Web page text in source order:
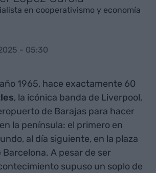
en cooperativismo y economía
- 05:30
1965, hace exactamente 60
, la icónica banda de Liverpool,
de Barajas para hacer
la península: el primero en
al día siguiente, en la plaza
A pesar de ser
supuso un soplo de